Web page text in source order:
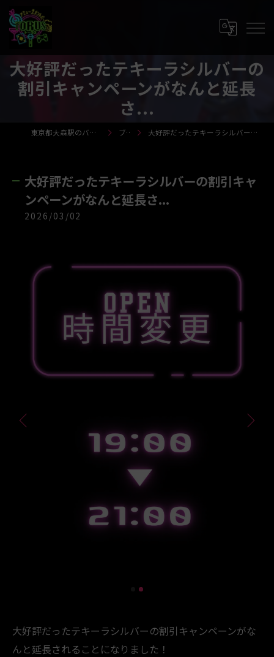
大好評だったテキーラシルバーの
割引キャンペーンがなんと延長
さ...
東京都大森駅のバーならTORUS-トーラス- ブログ 大好評だったテキーラシルバーの割引キャンペーンがなんと延長さ...
大好評だったテキーラシルバーの割引キャ
ンペーンがなんと延長さ...
2026/03/02
大好評だったテキーラシルバーの割引キャンペーンがな
んと延長されることになりました！